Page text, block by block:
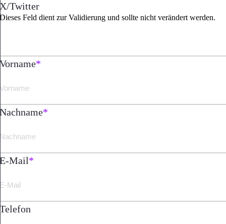
X/Twitter
Dieses Feld dient zur Validierung und sollte nicht verändert werden.
Vorname*
Nachname*
E-Mail*
Telefon